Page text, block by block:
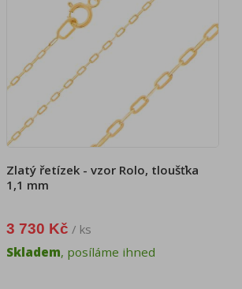
Zlatý řetízek - vzor Rolo, tloušťka
1,1 mm
3 730 Kč / ks
Skladem, posíláme ihned